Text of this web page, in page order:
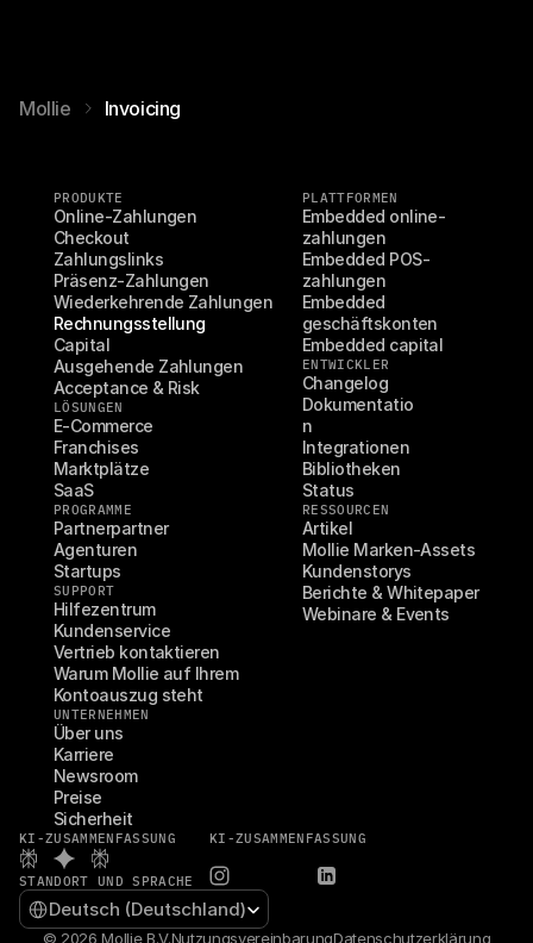
Mollie Invoicing
PRODUKTE
Online-Zahlungen
Checkout
Zahlungslinks
Präsenz-Zahlungen
Wiederkehrende Zahlungen
Rechnungsstellung
Capital
Ausgehende Zahlungen
Acceptance & Risk
LÖSUNGEN
E-Commerce
Franchises
Marktplätze
SaaS
PROGRAMME
Partnerpartner
Agenturen
Startups
SUPPORT
Hilfezentrum
Kundenservice
Vertrieb kontaktieren
Warum Mollie auf Ihrem
Kontoauszug steht
UNTERNEHMEN
Über uns
Karriere
Newsroom
Preise
Sicherheit
PLATTFORMEN
Embedded online-
zahlungen
Embedded POS-
zahlungen
Embedded
geschäftskonten
Embedded capital
ENTWICKLER
Changelog
Dokumentatio
n
Integrationen
Bibliotheken
Status
RESSOURCEN
Artikel
Mollie Marken-Assets
Kundenstorys
Berichte & Whitepaper
Webinare & Events
KI-ZUSAMMENFASSUNG KI-ZUSAMMENFASSUNG
STANDORT UND SPRACHE
Select Language
Deutsch (Deutschland)
© 2026 Mollie B.V.NutzungsvereinbarungDatenschutzerklärung